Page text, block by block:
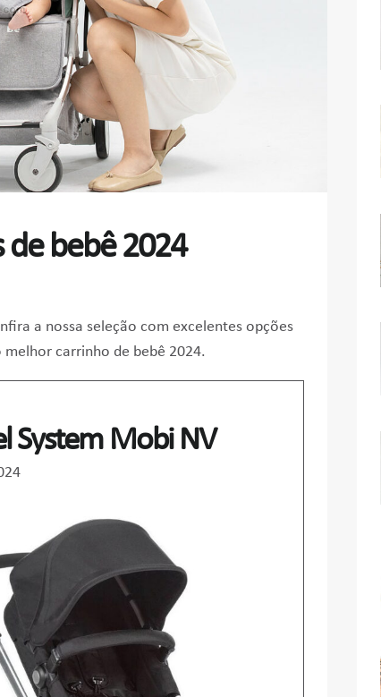
de bebê 2024
a nossa seleção com excelentes opções
carrinho de bebê 2024.
System Mobi NV